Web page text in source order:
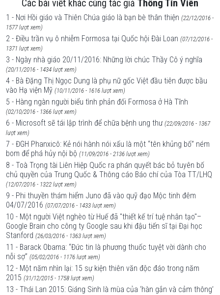
Các bài viết khác cùng tác giả Thông Tín Viên
1 - Nơi Hồi giáo và Thiên Chúa giáo là bạn bè thân thiện (22/12/2016 -
1577 lượt xem)
2 - Điều trần vụ ô nhiễm Formosa tại Quốc hội Đài Loan (07/12/2016 -
1371 lượt xem)
3 - Ngày nhà giáo 20/11/2016: Những lời chúc Thầy Cô ý nghĩa
(20/11/2016 - 1434 lượt xem)
4 - Bà Đặng Thị Ngọc Dung là phụ nữ gốc Việt đầu tiên được bầu
vào Hạ viện Mỹ (10/11/2016 - 1616 lượt xem)
5 - Hàng ngàn người biểu tình phản đối Formosa ở Hà Tĩnh
(02/10/2016 - 1366 lượt xem)
6 - Microsoft sẽ tái lập trình để chữa bệnh ung thư (22/09/2016 - 1367
lượt xem)
7 - ĐGH Phanxicô: Kẻ nói hành nói xấu là một “tên khủng bố” ném
bom để phá hủy nội bộ (11/09/2016 - 2136 lượt xem)
8 - Toà Trọng tài Liên Hiệp Quốc ra phán quyết bác bỏ tuyên bố
chủ quyền của Trung Quốc & Thông cáo Báo chí của Tòa TT/LHQ
(12/07/2016 - 1322 lượt xem)
9 - Phi thuyền thám hiểm Juno đã vào quỹ đạo Mộc tinh đêm
04/07/2016 (07/07/2016 - 1433 lượt xem)
10 - Một người Việt nghèo từ Huế đã "thiết kế trí tuệ nhân tạo"–
Google Brain cho công ty Google sau khi đậu tiến sĩ tại Đại học
Stanford (26/03/2016 - 1363 lượt xem)
11 - Barack Obama: “Đức tin là phương thuốc tuyệt vời dành cho
nỗi sợ” (05/02/2016 - 1176 lượt xem)
12 - Một năm nhìn lại: 15 sự kiện thiên văn độc đáo trong năm
2015 (31/12/2015 - 1758 lượt xem)
13 - Thái Lan 2015: Giáng Sinh là mùa của ‘hàn gắn và cảm thông’